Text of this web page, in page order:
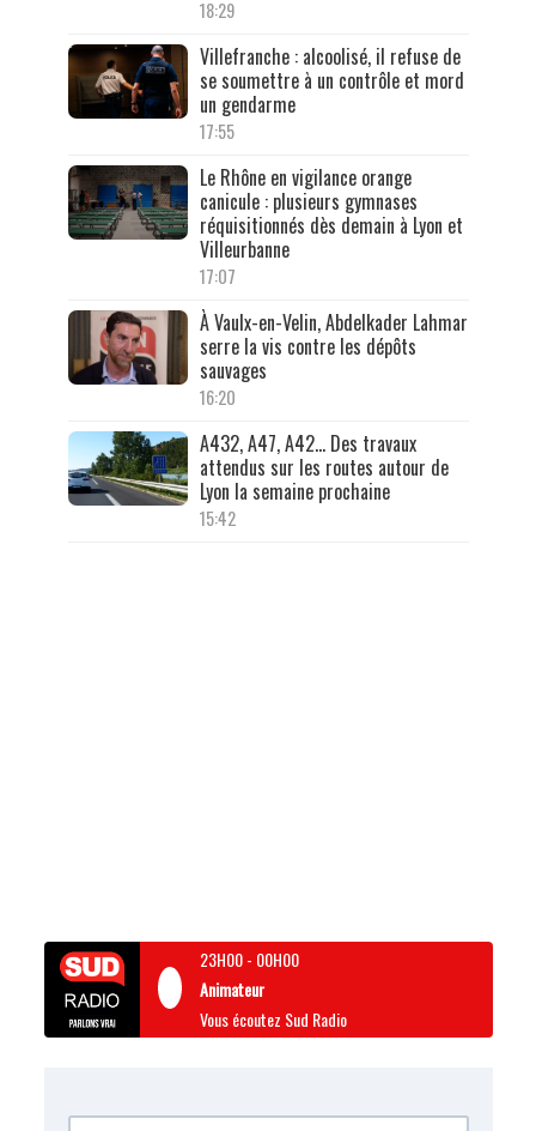
18:29
Villefranche : alcoolisé, il refuse de
se soumettre à un contrôle et mord
un gendarme
17:55
Le Rhône en vigilance orange
canicule : plusieurs gymnases
réquisitionnés dès demain à Lyon et
Villeurbanne
17:07
À Vaulx-en-Velin, Abdelkader Lahmar
serre la vis contre les dépôts
sauvages
16:20
A432, A47, A42… Des travaux
attendus sur les routes autour de
Lyon la semaine prochaine
15:42
23H00- 00H00
Animateur
Vous écoutez Sud Radio